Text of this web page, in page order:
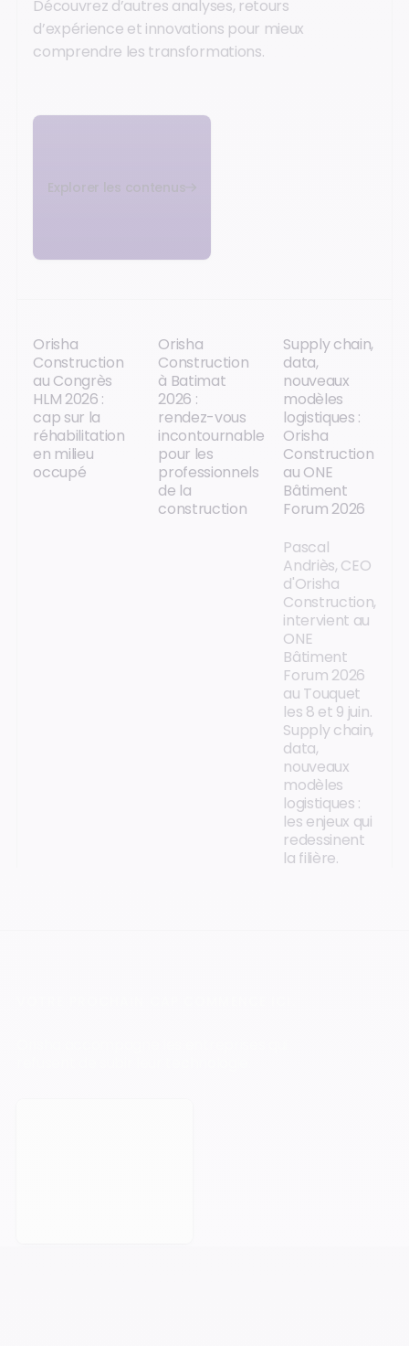
Découvrez d’autres analyses, retours
d’expérience et innovations pour mieux
comprendre les transformations.
Explorer les contenus
Orisha
Construction
au Congrès
HLM 2026 :
cap sur la
réhabilitation
en milieu
occupé
Orisha
Construction
à Batimat
2026 :
rendez-vous
incontournable
pour les
professionnels
de la
construction
Supply chain,
data,
nouveaux
modèles
logistiques :
Orisha
Construction
au ONE
Bâtiment
Forum 2026
Pascal
Andriès, CEO
d'Orisha
Construction,
intervient au
ONE
Bâtiment
Forum 2026
au Touquet
les 8 et 9 juin.
Supply chain,
data,
nouveaux
modèles
logistiques :
les enjeux qui
redessinent
la filière.